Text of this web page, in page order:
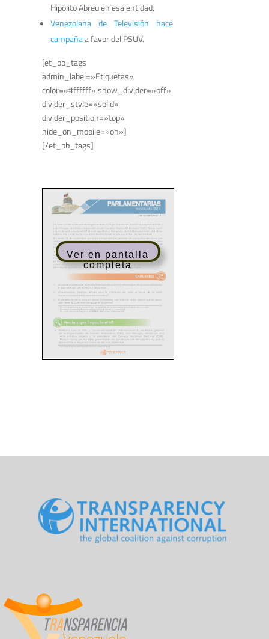
Hipólito Abreu en esa entidad.
Venezolana de Televisión hace
campañaa favor del PSUV.
[et_pb_tags
admin_label=»Etiquetas»
color=»#ffffff» show_divider=»off»
divider_style=»solid»
divider_position=»top»
hide_on_mobile=»on»]
[/et_pb_tags]
Ver en pantalla
completa